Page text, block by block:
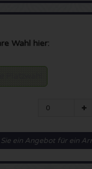
Wahl hier:
ein Angebot für ein